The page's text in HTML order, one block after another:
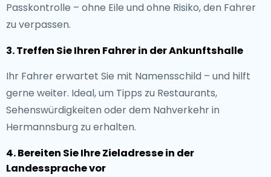
Passkontrolle – ohne Eile und ohne Risiko, den Fahrer
zu verpassen.
3. Treffen Sie Ihren Fahrer in der Ankunftshalle
Ihr Fahrer erwartet Sie mit Namensschild – und hilft
gerne weiter. Ideal, um Tipps zu Restaurants,
Sehenswürdigkeiten oder dem Nahverkehr in
Hermannsburg zu erhalten.
4. Bereiten Sie Ihre Zieladresse in der
Landessprache vor